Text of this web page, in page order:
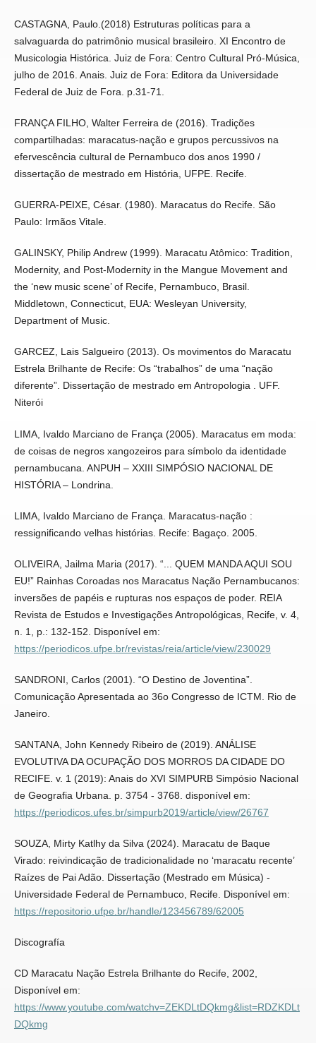
CASTAGNA, Paulo.(2018) Estruturas políticas para a
salvaguarda do patrimônio musical brasileiro. XI Encontro de
Musicologia Histórica. Juiz de Fora: Centro Cultural Pró-Música,
julho de 2016. Anais. Juiz de Fora: Editora da Universidade
Federal de Juiz de Fora. p.31-71.
FRANÇA FILHO, Walter Ferreira de (2016). Tradições
compartilhadas: maracatus-nação e grupos percussivos na
efervescência cultural de Pernambuco dos anos 1990 /
dissertação de mestrado em História, UFPE. Recife.
GUERRA-PEIXE, César. (1980). Maracatus do Recife. São
Paulo: Irmãos Vitale.
GALINSKY, Philip Andrew (1999). Maracatu Atômico: Tradition,
Modernity, and Post-Modernity in the Mangue Movement and
the ‘new music scene’ of Recife, Pernambuco, Brasil.
Middletown, Connecticut, EUA: Wesleyan University,
Department of Music.
GARCEZ, Lais Salgueiro (2013). Os movimentos do Maracatu
Estrela Brilhante de Recife: Os “trabalhos” de uma “nação
diferente”. Dissertação de mestrado em Antropologia . UFF.
Niterói
LIMA, Ivaldo Marciano de França (2005). Maracatus em moda:
de coisas de negros xangozeiros para símbolo da identidade
pernambucana. ANPUH – XXIII SIMPÓSIO NACIONAL DE
HISTÓRIA – Londrina.
LIMA, Ivaldo Marciano de França. Maracatus-nação :
ressignificando velhas histórias. Recife: Bagaço. 2005.
OLIVEIRA, Jailma Maria (2017). “... QUEM MANDA AQUI SOU
EU!” Rainhas Coroadas nos Maracatus Nação Pernambucanos:
inversões de papéis e rupturas nos espaços de poder. REIA
Revista de Estudos e Investigações Antropológicas, Recife, v. 4,
n. 1, p.: 132-152. Disponível em:
https://periodicos.ufpe.br/revistas/reia/article/view/230029
SANDRONI, Carlos (2001). “O Destino de Joventina”.
Comunicação Apresentada ao 36o Congresso de ICTM. Rio de
Janeiro.
SANTANA, John Kennedy Ribeiro de (2019). ANÁLISE
EVOLUTIVA DA OCUPAÇÃO DOS MORROS DA CIDADE DO
RECIFE. v. 1 (2019): Anais do XVI SIMPURB Simpósio Nacional
de Geografia Urbana. p. 3754 - 3768. disponível em:
https://periodicos.ufes.br/simpurb2019/article/view/26767
SOUZA, Mirty Katlhy da Silva (2024). Maracatu de Baque
Virado: reivindicação de tradicionalidade no ‘maracatu recente’
Raízes de Pai Adão. Dissertação (Mestrado em Música) -
Universidade Federal de Pernambuco, Recife. Disponível em:
https://repositorio.ufpe.br/handle/123456789/62005
Discografía
CD Maracatu Nação Estrela Brilhante do Recife, 2002,
Disponível em:
https://www.youtube.com/watchv=ZEKDLtDQkmg&list=RDZKDLt
DQkmg